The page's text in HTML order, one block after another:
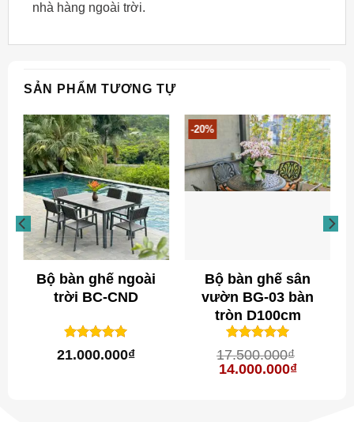
nhà hàng ngoài trời.
SẢN PHẨM TƯƠNG TỰ
Bộ bàn ghế ngoài
trời BC-CND
5 trên 5
1
21.000.000₫
-20%
Bộ bàn ghế sân
vườn BG-03 bàn
tròn D100cm
5 trên 5
dựa trên
1
đánh giá
17.500.000₫
Giá
14.000.000₫Giá